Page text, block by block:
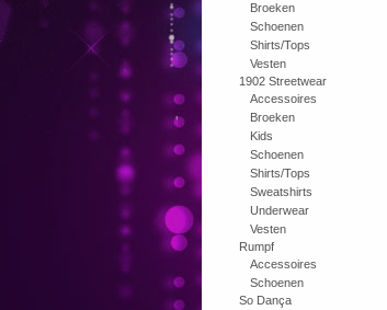
Broeken
Schoenen
Shirts/Tops
Vesten
1902 Streetwear
Accessoires
Broeken
Kids
Schoenen
Shirts/Tops
Sweatshirts
Underwear
Vesten
Rumpf
Accessoires
Schoenen
So Dança